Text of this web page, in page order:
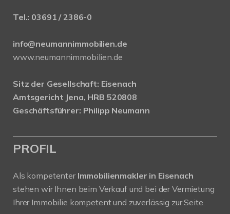
Tel.: 03691 / 2386-0
info@neumannimmobilien.de
www.neumannimmobilien.de
Sitz der Gesellschaft: Eisenach
Amtsgericht Jena, HRB 520808
Geschäftsführer: Philipp Neumann
PROFIL
Als kompetenter Immobilienmakler in Eisenach
stehen wir Ihnen beim Verkauf und bei der Vermietung
Ihrer Immobilie kompetent und zuverlässig zur Seite.